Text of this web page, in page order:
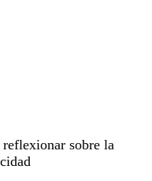
sobre la